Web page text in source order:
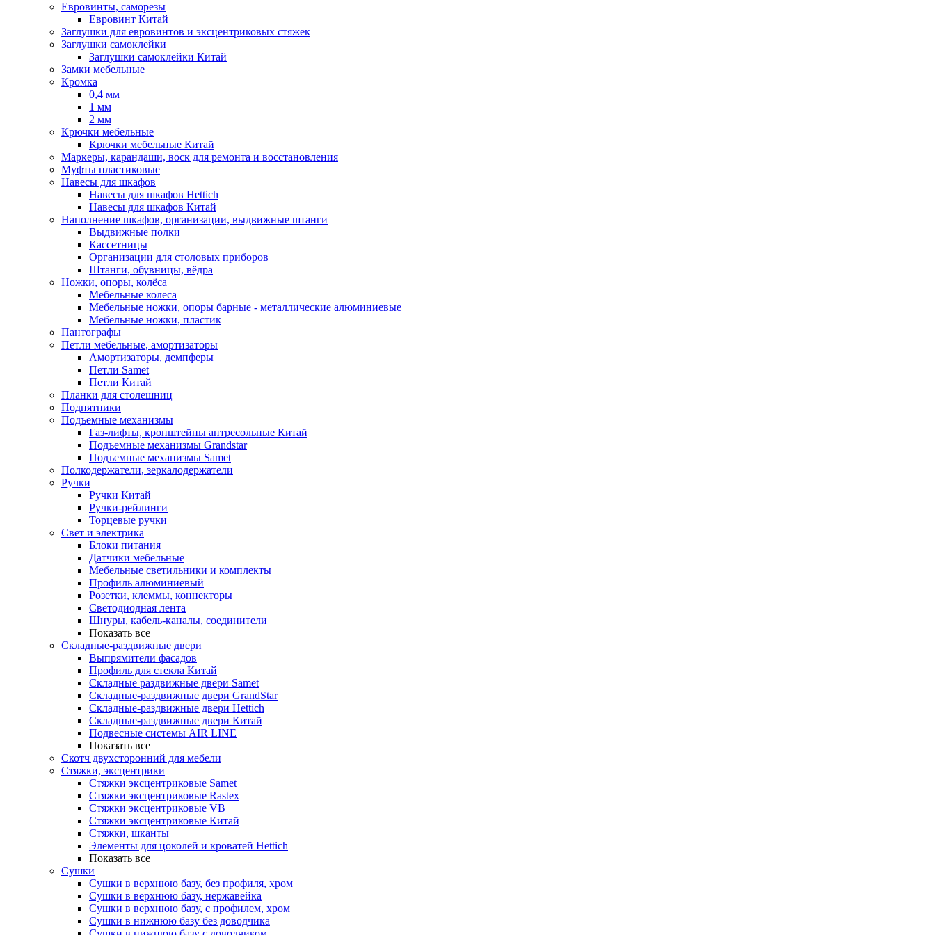
Евровинты, саморезы
Евровинт Китай
Заглушки для евровинтов и эксцентриковых стяжек
Заглушки самоклейки
Заглушки самоклейки Китай
Замки мебельные
Кромка
0,4 мм
1 мм
2 мм
Крючки мебельные
Крючки мебельные Китай
Маркеры, карандаши, воск для ремонта и восстановления
Муфты пластиковые
Навесы для шкафов
Навесы для шкафов Hettich
Навесы для шкафов Китай
Наполнение шкафов, организации, выдвижные штанги
Выдвижные полки
Кассетницы
Организации для столовых приборов
Штанги, обувницы, вёдра
Ножки, опоры, колёса
Мебельные колеса
Мебельные ножки, опоры барные - металлические алюминиевые
Мебельные ножки, пластик
Пантографы
Петли мебельные, амортизаторы
Амортизаторы, демпферы
Петли Samet
Петли Китай
Планки для столешниц
Подпятники
Подъемные механизмы
Газ-лифты, кронштейны антресольные Китай
Подъемные механизмы Grandstar
Подъемные механизмы Samet
Полкодержатели, зеркалодержатели
Ручки
Ручки Китай
Ручки-рейлинги
Торцевые ручки
Свет и электрика
Блоки питания
Датчики мебельные
Мебельные светильники и комплекты
Профиль алюминиевый
Розетки, клеммы, коннекторы
Светодиодная лента
Шнуры, кабель-каналы, соединители
Показать все
Складные-раздвижные двери
Выпрямители фасадов
Профиль для стекла Китай
Складные раздвижные двери Samet
Складные-раздвижные двери GrandStar
Складные-раздвижные двери Hettich
Складные-раздвижные двери Китай
Подвесные системы AIR LINE
Показать все
Скотч двухсторонний для мебели
Стяжки, эксцентрики
Cтяжки эксцентриковые Samet
Стяжки эксцентриковые Rastex
Стяжки эксцентриковые VB
Стяжки эксцентриковые Китай
Стяжки, шканты
Элементы для цоколей и кроватей Hettich
Показать все
Сушки
Сушки в верхнюю базу, без профиля, хром
Сушки в верхнюю базу, нержавейка
Сушки в верхнюю базу, с профилем, хром
Сушки в нижнюю базу без доводчика